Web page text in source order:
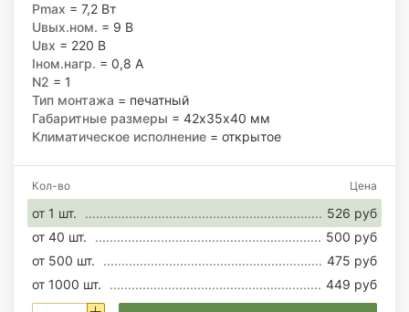
Pmax = 7,2 Вт
Uвых.ном. = 9 В
Uвх = 220 В
Iном.нагр. = 0,8 А
N2 = 1
Тип монтажа = печатный
Габаритные размеры = 42х35х40 мм
Климатическое исполнение = открытое
Кол-во Цена
от 1 шт.
526 руб
от 40 шт.
500 руб
от 500 шт.
475 руб
от 1000 шт.
449 руб